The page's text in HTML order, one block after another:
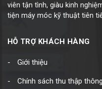
viên tận tình, giàu kinh
tiện máy móc kỹ thuật tiên
HỖ TRỢ KHÁCH HÀNG
Giới thiệu
Chính sách thu thập